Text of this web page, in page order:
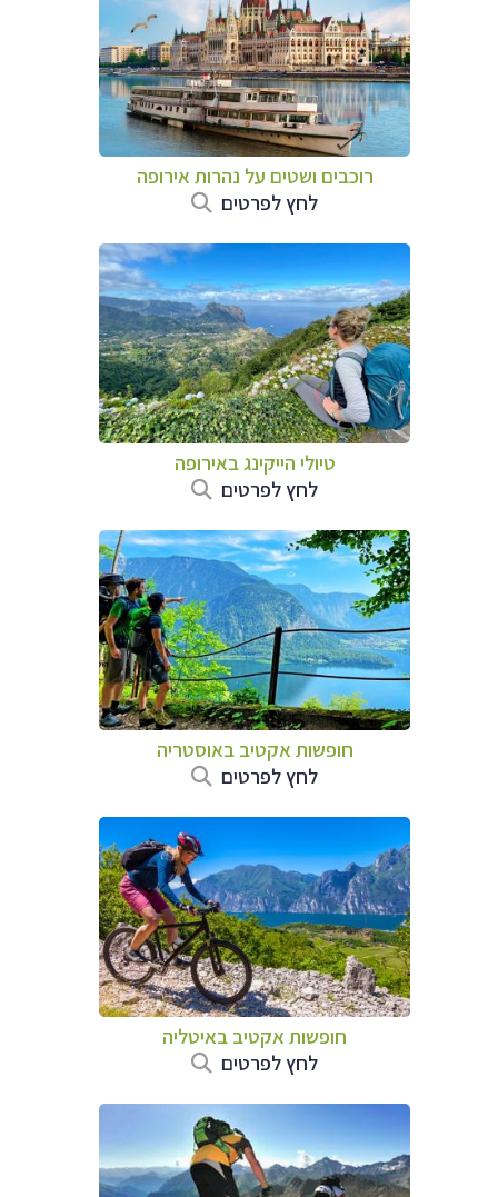
רוכבים ושטים על נהרות אירופה
לחץ לפרטים
טיולי הייקינג באירופה
לחץ לפרטים
חופשות אקטיב באוסטריה
לחץ לפרטים
חופשות אקטיב באיטליה
לחץ לפרטים